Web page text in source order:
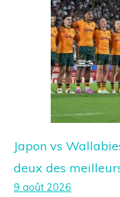
Japon vs
deux des
9 août 2026